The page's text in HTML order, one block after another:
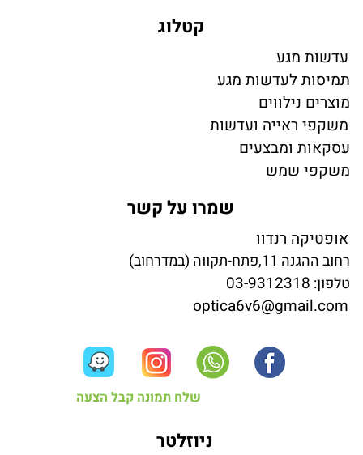
קטלוג
עדשות מגע
תמיסות לעדשות מגע
מוצרים נילווים
משקפי ראייה ועדשות
עסקאות ומבצעים
משקפי שמש
שמרו על קשר
אופטיקה רנדוו
רחוב ההגנה 11,פתח-תקווה (במדרחוב)
טלפון: 03-9312318
שלח תמונה קבל הצעה
ניוזלטר